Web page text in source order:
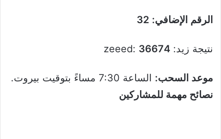
الرقم الإضافي: 32
نتيجة زيد: 36674
:zeeed
موعد السحب: الساعة 7:30 مساءً بتوقيت بيروت.
نصائح مهمة للمشاركين